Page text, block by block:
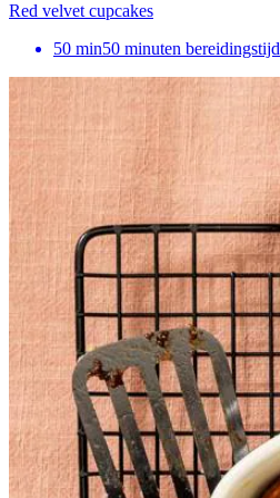
Red velvet cupcakes
50 min50 minuten bereidingstijd